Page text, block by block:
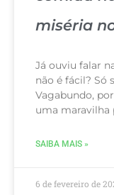
miséria
Já ouviu falar
não é fácil? Só
Vagabundo,
uma maravilha
SAIBA MAIS »
6 de fevereiro de